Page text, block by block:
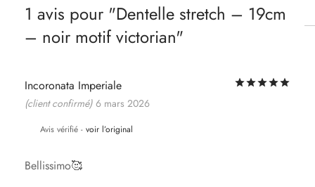
1 avis pour Dentelle stretch – 19cm
– noir motif victorian
Incoronata Imperiale
(client confirmé) 6 mars 2026
Avis vérifié - voir l’original
Bellissimo🥰